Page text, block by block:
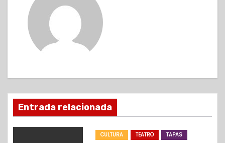
i
ó
n
Entrada relacionada
CULTURA TEATRO TAPAS